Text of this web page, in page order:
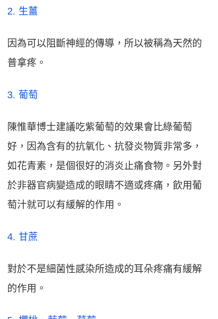
2. 生薑
因為可以阻斷神經的傳導，所以被稱為天然的
普拿疼。
3. 葡萄
陳惟華博士建議吃紫葡萄的效果會比綠葡萄
好，因為含有的抗氧化、抗發炎物質非常多，
如花青素，是個很好的消炎止痛食物。另外對
於非器官病變造成的眼睛不適或疼痛，飲用葡
萄汁就可以有緩解的作用。
4. 甘蔗
對於不是細菌性感染所造成的耳朵疼痛有緩解
的作用。